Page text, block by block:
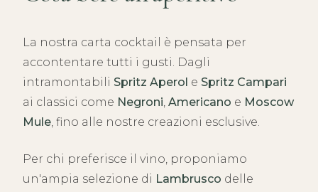
La nostra carta cocktail è pensata per
accontentare tutti i gusti. Dagli
intramontabili Spritz Aperol e Spritz Campari
ai classici come Negroni, Americano e Moscow
Mule, fino alle nostre creazioni esclusive.
Per chi preferisce il vino, proponiamo
un'ampia selezione di Lambrusco delle